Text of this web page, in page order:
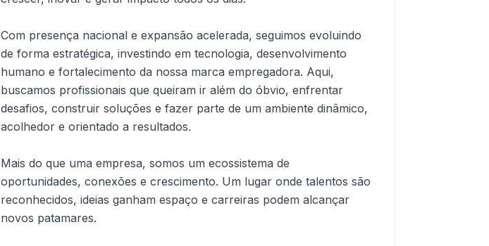
Com presença nacional e expansão acelerada, seguimos evoluindo
de forma estratégica, investindo em tecnologia, desenvolvimento
humano e fortalecimento da nossa marca empregadora. Aqui,
buscamos profissionais que queiram ir além do óbvio, enfrentar
desafios, construir soluções e fazer parte de um ambiente dinâmico,
acolhedor e orientado a resultados.
Mais do que uma empresa, somos um ecossistema de
oportunidades, conexões e crescimento. Um lugar onde talentos são
reconhecidos, ideias ganham espaço e carreiras podem alcançar
novos patamares.